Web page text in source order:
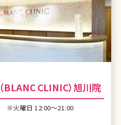
BLANC CLINIC）旭川院
※火曜日 12:00〜21:00